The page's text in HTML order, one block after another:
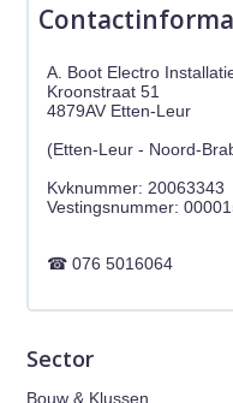
A. Boot Electro
Kroonstraat 51
4879AV Etten-Leur
(Etten-Leur - Noord-
Kvknummer: 20063343
076 5016064
Sector
Bouw & Klussen